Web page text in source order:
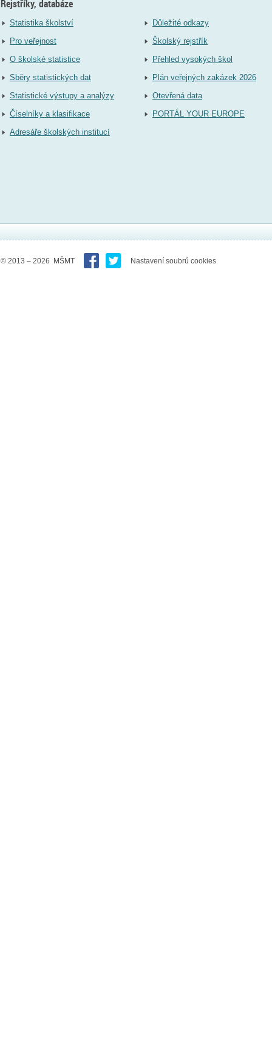
Rejstříky, databáze
Statistika školství
Pro veřejnost
O školské statistice
Sběry statistických dat
Statistické výstupy a analýzy
Číselníky a klasifikace
Adresáře školských institucí
Důležité odkazy
Školský rejstřík
Přehled vysokých škol
Plán veřejných zakázek 2026
Otevřená data
PORTÁL YOUR EUROPE
© 2013 – 2026 MŠMT Nastavení soubrů cookies